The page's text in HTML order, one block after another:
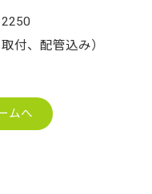
付、配管込み）
ムへ